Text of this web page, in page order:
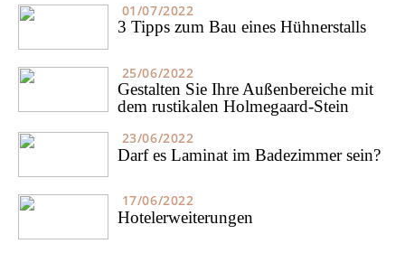
01/07/2022
3 Tipps zum Bau eines Hühnerstalls
25/06/2022
Gestalten Sie Ihre Außenbereiche mit
dem rustikalen Holmegaard-Stein
23/06/2022
Darf es Laminat im Badezimmer sein?
17/06/2022
Hotelerweiterungen